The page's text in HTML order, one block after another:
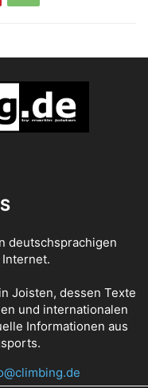
deutschsprachigen
Joisten, dessen Texte
und internationalen
Informationen aus